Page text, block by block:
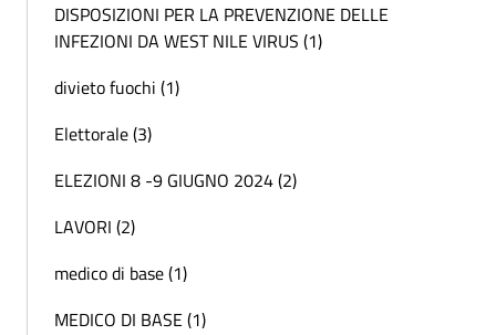
DISPOSIZIONI PER LA PREVENZIONE DELLE
INFEZIONI DA WEST NILE VIRUS (1)
divieto fuochi (1)
Elettorale (3)
ELEZIONI 8 -9 GIUGNO 2024 (2)
LAVORI (2)
medico di base (1)
MEDICO DI BASE (1)